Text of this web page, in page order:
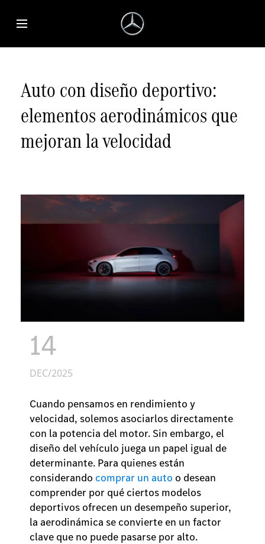
Saltar al contenido principal
Abrir menú de accesibilidad
Auto con diseño deportivo:
elementos aerodinámicos que
mejoran la velocidad
14
DEC/2025
Cuando pensamos en rendimiento y
velocidad, solemos asociarlos directamente
con la potencia del motor. Sin embargo, el
diseño del vehículo juega un papel igual de
determinante. Para quienes están
considerando comprar un auto o desean
comprender por qué ciertos modelos
deportivos ofrecen un desempeño superior,
la aerodinámica se convierte en un factor
clave que no puede pasarse por alto.